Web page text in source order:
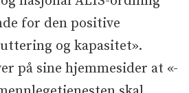
for den positive
og kapasitet».
på sine hjemmesider at «-